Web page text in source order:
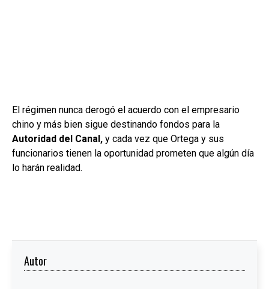
El régimen nunca derogó el acuerdo con el empresario
chino y más bien sigue destinando fondos para la
Autoridad del Canal, y cada vez que Ortega y sus
funcionarios tienen la oportunidad prometen que algún día
lo harán realidad.
Autor